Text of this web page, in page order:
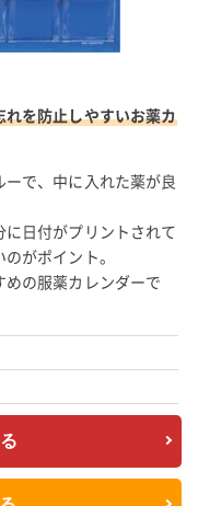
を防止しやすいお薬カ
で、中に入れた薬が良
日付がプリントされて
がポイント。
の服薬カレンダーで